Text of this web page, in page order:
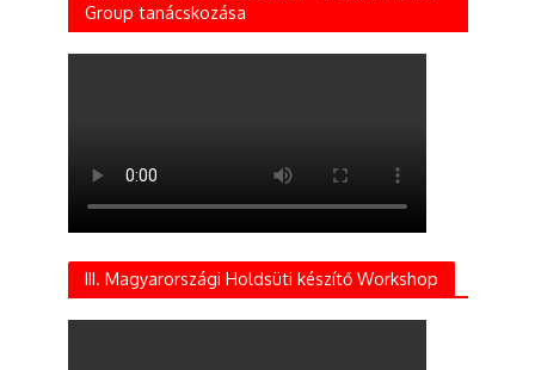
Group tanácskozása
III. Magyarországi Holdsüti készítő Workshop